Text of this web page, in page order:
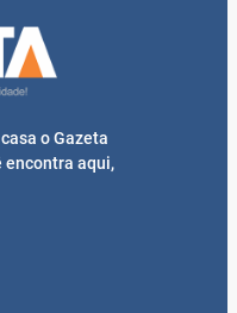
o Gazeta
encontra aqui,